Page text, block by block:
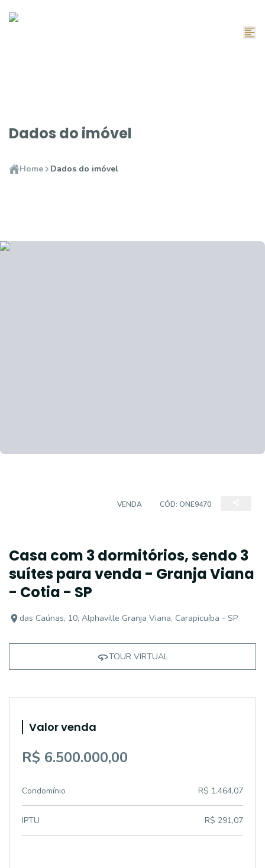
Dados do imóvel
Home Dados do imóvel
VENDA CÓD: ONE9470
Casa com 3 dormitórios, sendo 3
suítes para venda - Granja Viana
- Cotia - SP
das Caúnas, 10, Alphaville Granja Viana, Carapicuíba - SP
TOUR VIRTUAL
Valor venda
R$ 6.500.000,00
Condomínio R$ 1.464,07
IPTU R$ 291,07